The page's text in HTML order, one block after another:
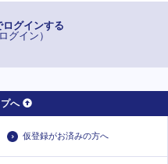
グインする
グイン）
へ
仮登録がお済みの方へ